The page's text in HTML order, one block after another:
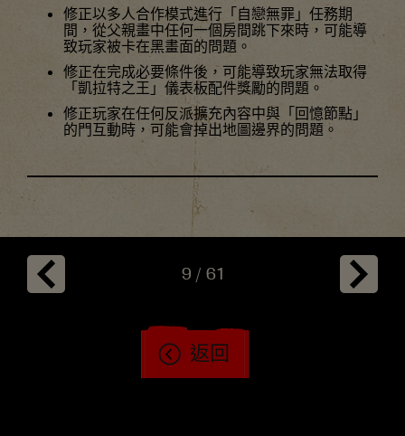
9 / 61
返回
修正以多人合作模式進行「自戀無罪」任務期
間，從父親畫中任何一個房間跳下來時，可能導
致玩家被卡在黑畫面的問題。
修正在完成必要條件後，可能導致玩家無法取得
「凱拉特之王」儀表板配件獎勵的問題。
修正玩家在任何反派擴充內容中與「回憶節點」
的門互動時，可能會掉出地圖邊界的問題。